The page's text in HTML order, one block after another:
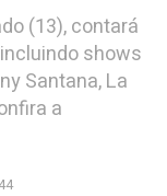
(13), contará
shows
Santana, La
a